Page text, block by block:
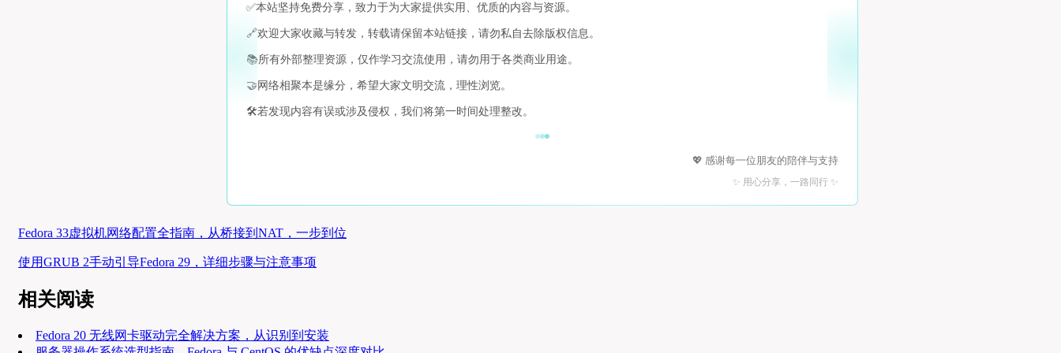
✅本站坚持免费分享，致力于为大家提供实用、优质的内容与资源。
🔗欢迎大家收藏与转发，转载请保留本站链接，请勿私自去除版权信息。
📚所有外部整理资源，仅作学习交流使用，请勿用于各类商业用途。
🤝 网络相聚本是缘分，希望大家文明交流，理性浏览。
🛠️若发现内容有误或涉及侵权，我们将第一时间处理整改。
💖 感谢每一位朋友的陪伴与支持
✨ 用心分享，一路同行 ✨
Fedora 33虚拟机网络配置全指南，从桥接到NAT，一步到位
使用GRUB 2手动引导Fedora 29，详细步骤与注意事项
相关阅读
Fedora 20 无线网卡驱动完全解决方案，从识别到安装